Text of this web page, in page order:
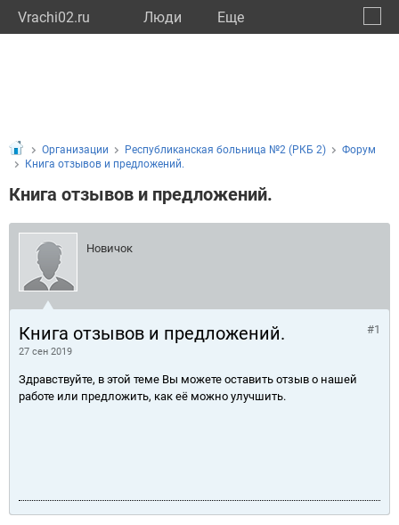
Vrachi02.ru Люди Eще
Организации Республиканская больница №2 (РКБ 2)
Форум
Книга отзывов и предложений.
Книга отзывов и предложений.
Новичок
Книга отзывов и предложений.
27 сен 2019
#1
Здравствуйте, в этой теме Вы можете оставить отзыв о нашей
работе или предложить, как её можно улучшить.